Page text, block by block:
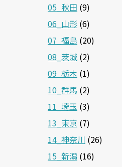
05_秋田 (9)
06_山形 (6)
07_福島 (20)
08_茨城 (2)
09_栃木 (1)
10_群馬 (2)
11_埼玉 (3)
13_東京 (7)
14_神奈川 (26)
15_新潟 (16)